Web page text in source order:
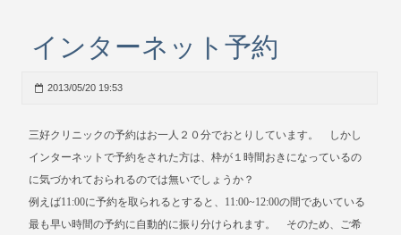
インターネット予約
2013/05/20 19:53
三好クリニックの予約はお一人２０分でおとりしています。 しかし
インターネットで予約をされた方は、枠が１時間おきになっているの
に気づかれておられるのでは無いでしょうか？
例えば11:00に予約を取られるとすると、11:00~12:00の間であいている
最も早い時間の予約に自動的に振り分けられます。 そのため、ご希